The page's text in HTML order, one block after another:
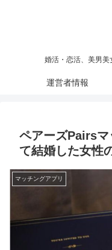
婚活・恋活、美男
運営者情報
ペアーズPairsマ
て結婚した女性
マッチングアプリ